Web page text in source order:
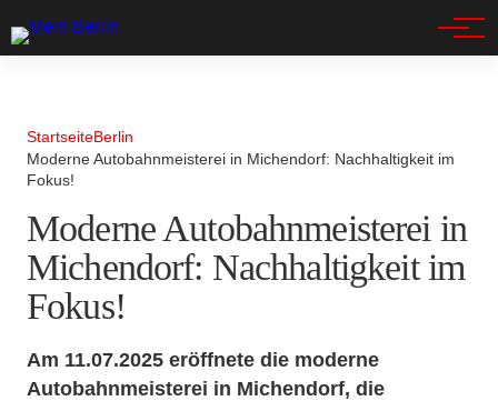
StartseiteBerlin
Moderne Autobahnmeisterei in Michendorf: Nachhaltigkeit im
Fokus!
Moderne Autobahnmeisterei in
Michendorf: Nachhaltigkeit im
Fokus!
Am 11.07.2025 eröffnete die moderne
Autobahnmeisterei in Michendorf, die